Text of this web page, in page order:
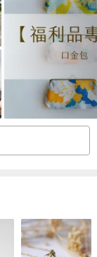
室內通風陰涼處靜